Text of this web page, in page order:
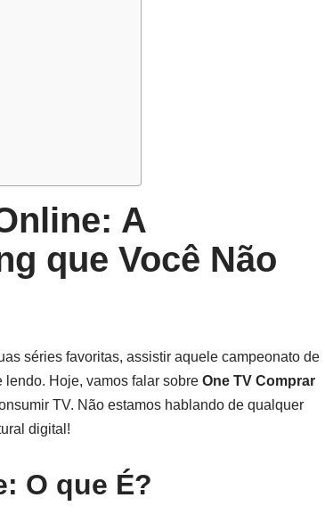
A
que Você Não
séries favoritas, assistir aquele campeonato de
Hoje, vamos falar sobre One TV Comprar
TV. Não estamos hablando de qualquer
digital!
O que É?